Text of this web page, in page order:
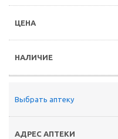
Выбрать аптеку